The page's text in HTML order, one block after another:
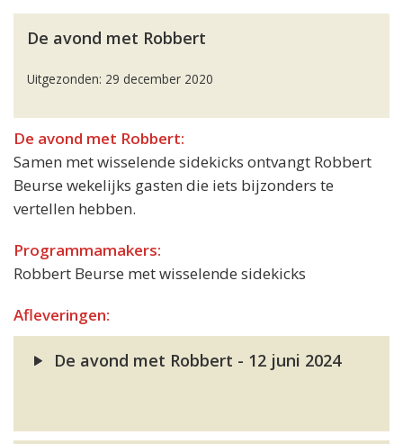
De avond met Robbert
Uitgezonden: 29 december 2020
De avond met Robbert:
Samen met wisselende sidekicks ontvangt Robbert
Beurse wekelijks gasten die iets bijzonders te
vertellen hebben.
Programmamakers:
Robbert Beurse met wisselende sidekicks
Afleveringen:
De avond met Robbert - 12 juni 2024